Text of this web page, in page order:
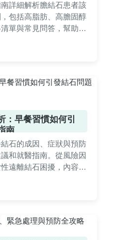
詳細解析膽結石患者該
包括高脂肪、高膽固醇
單與常見問答，幫助你
，讓護膽變簡單。
：早餐習慣如何引
南
石的成因、症狀與預防
和就醫指南。從風險因
遠離結石困擾，內容基